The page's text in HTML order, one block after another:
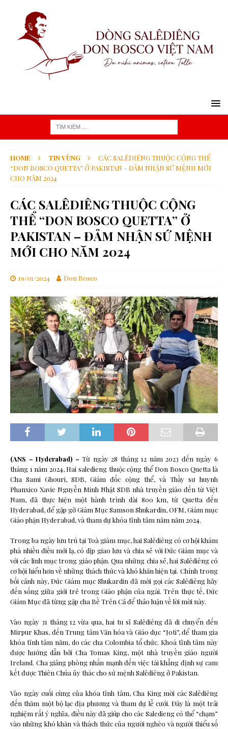
HOME TIN VÙNG
CÁC SALÊDIÊNG THUỘC CỘNG THỂ
“DON BOSCO QUETTA” Ở PAKISTAN – ĐẢM NHẬN SỨ MỆNH MỚI
CHO NĂM 2024
CÁC SALÊDIÊNG THUỘC CỘNG
THỂ “DON BOSCO QUETTA” Ở
PAKISTAN – ĐẢM NHẬN SỨ MỆNH
MỚI CHO NĂM 2024
19/01/2024 Don Bosco
(ANS – Hyderabad) – Từ ngày 28 tháng 12 năm 2023 đến ngày 6
tháng 1 năm 2024, Hai saledieng thuộc cộng thể Don Bosco Quetta là
Cha Sami Ghouri, SDB, Giám đốc cộng thể, và Thầy sư huynh
Phanxico Xavie Nguyễn Minh Nhật SDB nhà truyền giáo đến từ Việt
Nam, đã thực hiện một hành trình dài 800 km, từ Quetta đến
Hyderabad, để gặp gỡ Giám Mục Samson Shukardin, OFM, Giám mục
Giáo phận Hyderabad, và tham dự khóa tĩnh tâm năm năm 2024.
Trong ba ngày lưu trú tại Toà giám mục, hai Salêdiêng có cơ hội khám
phá nhiều điều mới lạ, có dịp giao lưu và chia sẻ với Đức Giám mục và
với các linh mục trong giáo phận. Qua những chia sẻ, hai Salêdiêng có
cơ hội hiểu hơn về những thách thức và khó khăn hiện tại. Chính trong
bối cảnh này, Đức Giám mục Shukardin đã mời gọi các Salêdiêng hãy
đến sống giữa giới trẻ trong Giáo phận của ngài. Trên thực tế, Đức
Giám Mục đã từng gặp cha Bề Trên Cả để thảo luận về lời mời này.
Vào ngày 31 tháng 12 vừa qua, hai tu sĩ Salêdiêng đã di chuyển đến
Mirpur Khas, đến Trung tâm Văn hóa và Giáo dục “Joti”, để tham gia
khóa tĩnh tâm năm, do các cha Colombia tổ chức. Khoá tĩnh tâm này
được hướng dẫn bởi Cha Tomas King, một nhà truyền giáo người
Ireland. Cha giảng phòng nhấn mạnh đến việc tái khẳng định sự cam
kết được Thiên Chúa ủy thác cho sứ mệnh Salêdiêng ở Pakistan.
Vào ngày cuối cùng của khóa tĩnh tâm, Cha King mời các Salêdiêng
đến thăm một bộ lạc địa phương và tham dự lễ cưới. Đây là một trải
nghiệm rất ý nghĩa, điều này đã giúp cho các Saledieng có thể “chạm”
vào những khó khăn và thách thức của người nghèo và người thiểu số